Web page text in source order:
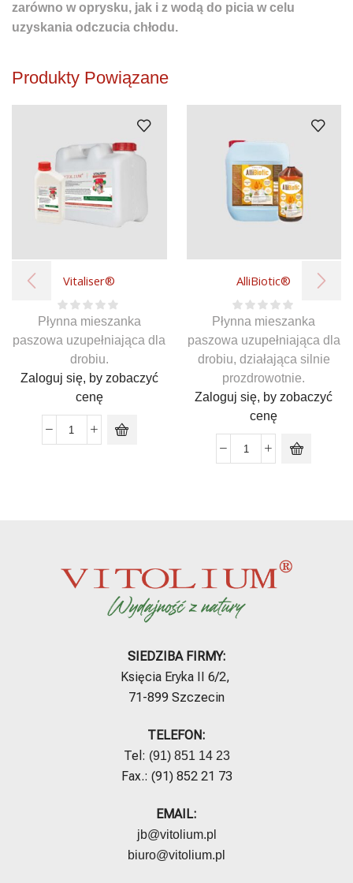
zarówno w oprysku, jak i z wodą do picia w celu
uzyskania odczucia chłodu.
Produkty Powiązane
Vitaliser®
Płynna mieszanka
paszowa uzupełniająca dla
drobiu.
Zaloguj się, by zobaczyć
cenę
AlliBiotic®
Płynna mieszanka
paszowa uzupełniająca dla
drobiu, działająca silnie
prozdrowotnie.
Zaloguj się, by zobaczyć
cenę
SIEDZIBA FIRMY:
Księcia Eryka II 6/2,
71-899 Szczecin
TELEFON:
Tel: (91) 851 14 23
Fax.: (91) 852 21 73
EMAIL:
jb@vitolium.pl
biuro@vitolium.pl